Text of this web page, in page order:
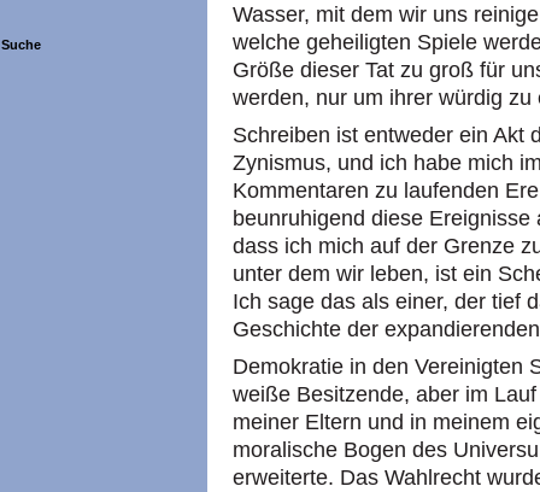
Suche
Wasser, mit dem wir uns
welche geheiligten Spiele
Größe dieser Tat zu groß für
werden, nur um ihrer würdig zu
Schreiben ist entweder ein Akt
Zynismus, und ich habe mich
Kommentaren zu laufenden
beunruhigend diese
dass ich mich auf der Grenze
unter dem wir leben, ist ein
Ich sage das als einer, der tief
Geschichte der
Demokratie in den Vereinigten
weiße Besitzende, aber im
meiner Eltern und in meinem
moralische Bogen des
erweiterte. Das Wahlrecht